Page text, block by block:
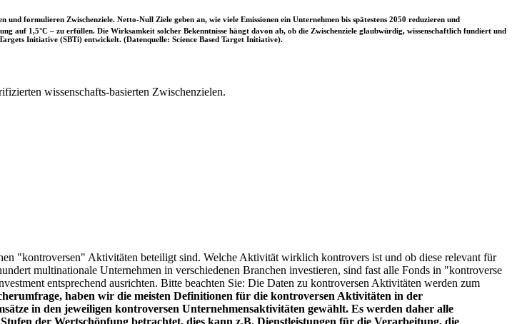
formulieren Zwischenziele. Netto-Null Ziele geben an, wie viele Emissionen ein Unternehmen bis spätestens 2050 reduzieren und
auf 1,5°C – zu erfüllen. Die Wirksamkeit solcher Bekenntnisse hängt davon ab, ob die Zwischenziele glaubwürdig, wissenschaftlich fundiert und
Initiative (SBTi) entwickelt. (Datenquelle: Science Based Target Initiative).
wissenschafts-basierten Zwischenzielen.
"kontroversen" Aktivitäten beteiligt sind. Welche Aktivität wirklich kontrovers ist und ob diese relevant für
multinationale Unternehmen in verschiedenen Branchen investieren, sind fast alle Fonds in "kontroverse
entsprechend ausrichten. Bitte beachten Sie: Die Daten zu kontroversen Aktivitäten werden zum
haben wir die meisten Definitionen für die kontroversen Aktivitäten in der
in den jeweiligen kontroversen Unternehmensaktivitäten gewählt. Es werden daher alle
der Wertschöpfung betrachtet, dies kann z.B. Dienstleistungen für die Verarbeitung, die